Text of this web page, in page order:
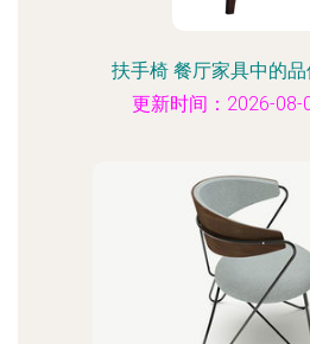
扶手椅 餐厅家具中的
更新时间：2026-08-